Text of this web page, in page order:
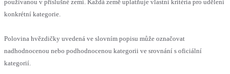
používanou v příslušné zemi. Každá země uplatňuje vlastní kritéria pro udělení
konkrétní kategorie.
Polovina hvězdičky uvedená ve slovním popisu může označovat
nadhodnocenou nebo podhodnocenou kategorii ve srovnání s oficiální
kategorií.